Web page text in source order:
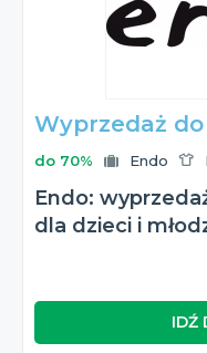
Wyprzedaż do
do 70% Endo
Endo:
dla dzieci i
IDŹ